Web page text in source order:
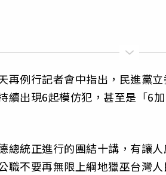
再例行記者會中指出，民進黨
續出現6起模仿犯，甚至是「6
總統正進行的團結十講，有讓
職不要再無限上綱地獵巫台灣